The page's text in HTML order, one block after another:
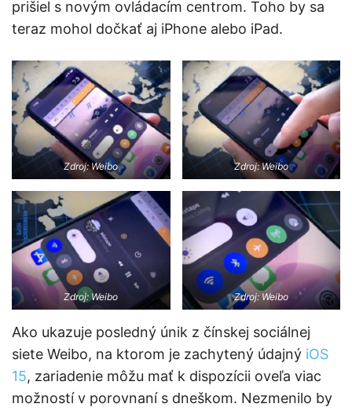
prišiel s novým ovládacím centrom. Toho by sa
teraz mohol dočkať aj iPhone alebo iPad.
Zdroj: Weibo Zdroj: Weibo
Zdroj: Weibo Zdroj: Weibo
Ako ukazuje posledný únik z čínskej sociálnej
siete Weibo, na ktorom je zachytený údajný iOS
15, zariadenie môžu mať k dispozícii oveľa viac
možností v porovnaní s dneškom. Nezmenilo by